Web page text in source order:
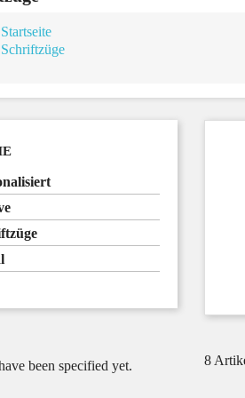
Startseite
Schriftzüge
been specified yet. 8